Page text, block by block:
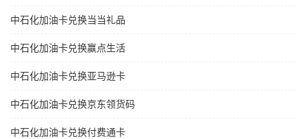
中石化加油卡兑换当当礼品
中石化加油卡兑换赢点生活
中石化加油卡兑换亚马逊卡
中石化加油卡兑换京东领货码
中石化加油卡兑换付费通卡